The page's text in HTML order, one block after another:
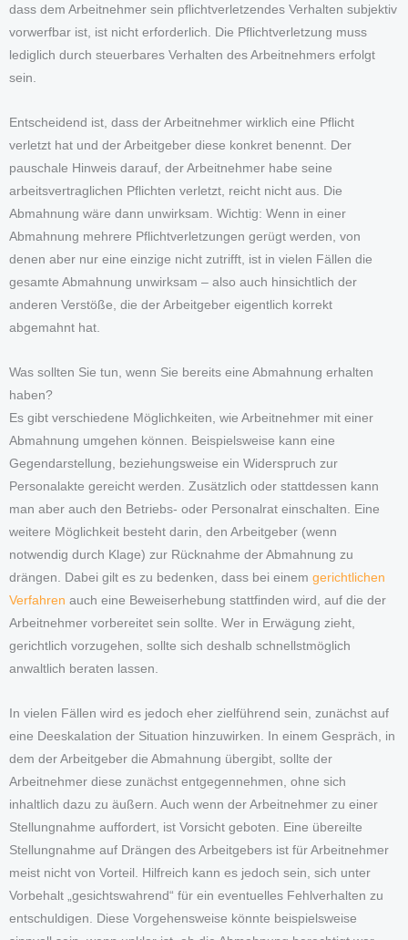
dass dem Arbeitnehmer sein pflichtverletzendes Verhalten subjektiv
vorwerfbar ist, ist nicht erforderlich. Die Pflichtverletzung muss
lediglich durch steuerbares Verhalten des Arbeitnehmers erfolgt
sein.
Entscheidend ist, dass der Arbeitnehmer wirklich eine Pflicht
verletzt hat und der Arbeitgeber diese konkret benennt. Der
pauschale Hinweis darauf, der Arbeitnehmer habe seine
arbeitsvertraglichen Pflichten verletzt, reicht nicht aus. Die
Abmahnung wäre dann unwirksam. Wichtig: Wenn in einer
Abmahnung mehrere Pflichtverletzungen gerügt werden, von
denen aber nur eine einzige nicht zutrifft, ist in vielen Fällen die
gesamte Abmahnung unwirksam – also auch hinsichtlich der
anderen Verstöße, die der Arbeitgeber eigentlich korrekt
abgemahnt hat.
Was sollten Sie tun, wenn Sie bereits eine Abmahnung erhalten
haben?
Es gibt verschiedene Möglichkeiten, wie Arbeitnehmer mit einer
Abmahnung umgehen können. Beispielsweise kann eine
Gegendarstellung, beziehungsweise ein Widerspruch zur
Personalakte gereicht werden. Zusätzlich oder stattdessen kann
man aber auch den Betriebs- oder Personalrat einschalten. Eine
weitere Möglichkeit besteht darin, den Arbeitgeber (wenn
notwendig durch Klage) zur Rücknahme der Abmahnung zu
drängen. Dabei gilt es zu bedenken, dass bei einem gerichtlichen
Verfahren auch eine Beweiserhebung stattfinden wird, auf die der
Arbeitnehmer vorbereitet sein sollte. Wer in Erwägung zieht,
gerichtlich vorzugehen, sollte sich deshalb schnellstmöglich
anwaltlich beraten lassen.
In vielen Fällen wird es jedoch eher zielführend sein, zunächst auf
eine Deeskalation der Situation hinzuwirken. In einem Gespräch, in
dem der Arbeitgeber die Abmahnung übergibt, sollte der
Arbeitnehmer diese zunächst entgegennehmen, ohne sich
inhaltlich dazu zu äußern. Auch wenn der Arbeitnehmer zu einer
Stellungnahme auffordert, ist Vorsicht geboten. Eine übereilte
Stellungnahme auf Drängen des Arbeitgebers ist für Arbeitnehmer
meist nicht von Vorteil. Hilfreich kann es jedoch sein, sich unter
Vorbehalt „gesichtswahrend“ für ein eventuelles Fehlverhalten zu
entschuldigen. Diese Vorgehensweise könnte beispielsweise